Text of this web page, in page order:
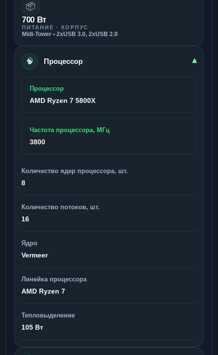
📦
700 Вт
ПИТАНИЕ · КОРПУС
Midi-Tower • 2xUSB 3.0, 2xUSB 2.0
🧠 Процессор ▾
Процессор
AMD Ryzen 7 5800X
Частота процессора, МГц
3800
Количество ядер процессора, шт.
8
Количество потоков, шт.
16
Ядро
Vermeer
Линейка процессора
AMD Ryzen 7
Тепловыделение
105 Вт